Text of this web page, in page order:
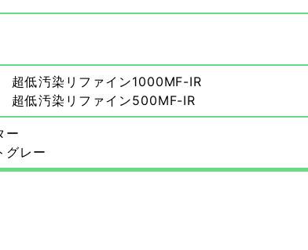
低汚染リファイン1000MF-IR
低汚染リファイン500MF-IR
ー
レー